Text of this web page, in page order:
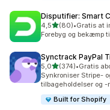
Disputifier: Smart
4,5ud af 5 stjerner
(80)
80 anmeldelser i alt
•Gratis at
Forebyg og bekæmp
Synctrack PayPal
5,0ud af 5 stjerner
(374)
374 anmeldelser i alt
•Gratis
Synkroniser Stripe-
tilbageholdelser og -
Built for Shopify